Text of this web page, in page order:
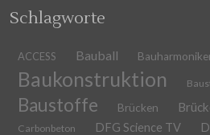
Schlagworte
ACCESS Bauball
Baukonstruktion
Baustoffe Brücken
Carbonbeton DFG Science TV